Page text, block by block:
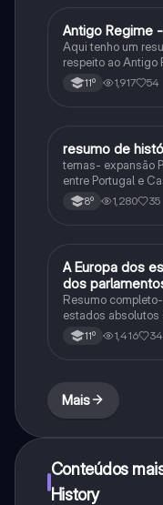
História
Antigo Regime
Aqui tenho um
respeito ao Antigo
Parlamentarismo.
11º 1,917 54
História
resumo de
temas- expansão
entre Portugal e
8º 1,280 35
História
A Europa dos
dos
Resumo
estados absolutos
11º 1,416 34
Mais
Conteúdos
History